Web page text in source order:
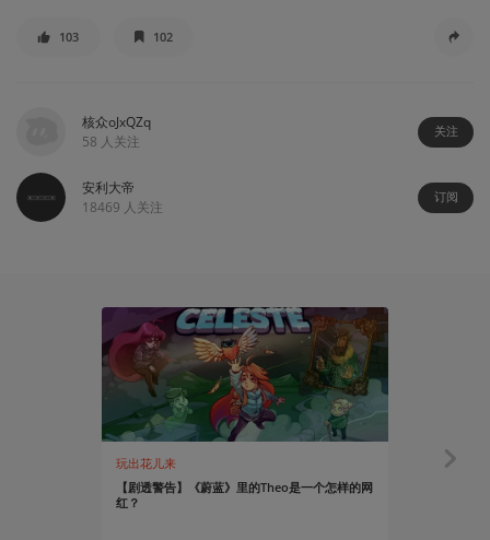
103 102
核众oJxQZq
58 人关注
关注
安利大帝
18469 人关注
订阅
玩出花儿来
【剧透警告】《蔚蓝》里的Theo是一个怎样的网
红？
玩出花儿来